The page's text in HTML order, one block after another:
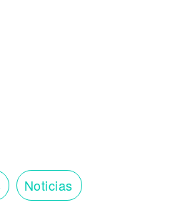
Noticias